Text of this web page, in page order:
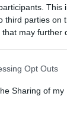
This
third parties on
that may further
app uses
and its
Opt Outs
Sharing of my
1 δισ.
έχασε